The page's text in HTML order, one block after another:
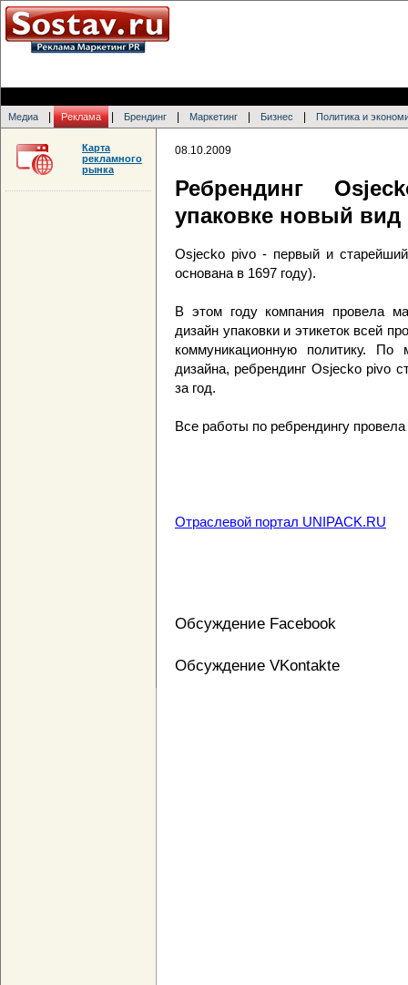
Медиа Реклама Брендинг Маркетинг Бизнес Политика и
08.10.2009
Ребрендинг
упаковке новый вид
Osjecko pivo - первый и
основана в 1697 году).
В этом году компания провела
дизайн упаковки и этикеток всей
коммуникационную политику. По
дизайна, ребрендинг Osjecko pivo
за год.
Все работы по ребрендингу
Отраслевой портал UNIPACK.RU
Обсуждение Facebook
Обсуждение VKontakte
Карта
рекламного
рынка